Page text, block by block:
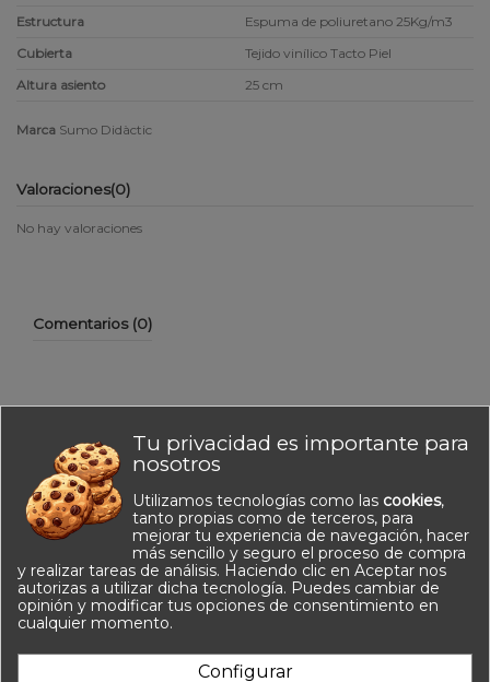
Estructura
Espuma de poliuretano 25Kg/m3
Cubierta
Tejido vinílico Tacto Piel
Altura asiento
25 cm
Marca Sumo Didàctic
Valoraciones(0)
No hay valoraciones
Comentarios (0)
No hay reseñas de clientes en este momento.
Información
Contacto
Tu privacidad es importante para
nosotros
Utilizamos tecnologías como las cookies,
tanto propias como de terceros, para
mejorar tu experiencia de navegación, hacer
más sencillo y seguro el proceso de compra
y realizar tareas de análisis. Haciendo clic en Aceptar nos
autorizas a utilizar dicha tecnología. Puedes cambiar de
opinión y modificar tus opciones de consentimiento en
cualquier momento.
Configurar